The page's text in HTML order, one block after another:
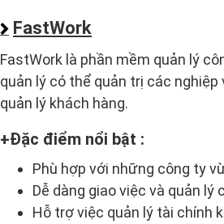
FastWork
FastWork là phần mềm quản lý
quản lý có thể quản trị các nghiệp
quản lý khách hàng.
Đặc điểm nổi bật :
Phù hợp với những công ty
Dễ dàng giao việc và quản
Hỗ trợ việc quản lý tài chính